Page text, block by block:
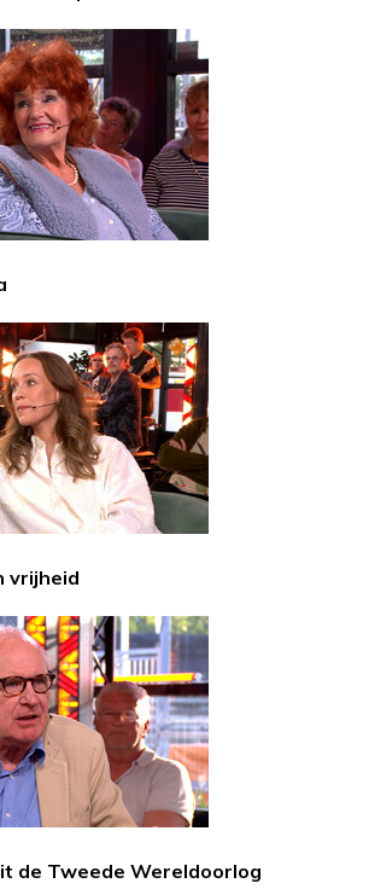
vrijheid
de Tweede Wereldoorlog